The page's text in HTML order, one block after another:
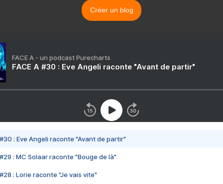
Créer un blog
FACE A - un podcast Purecharts
FACE A #30 : Eve Angeli raconte "Avant de partir"
#30 : Eve Angeli raconte "Avant de partir"
#29 : MC Solaar raconte "Bouge de là"
#28 : Lorie raconte "Je vais vite"